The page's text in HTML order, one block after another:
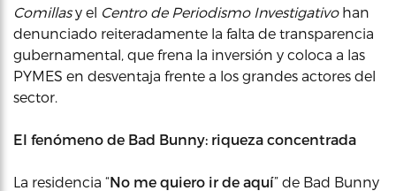
Comillasy el Centro de Periodismo Investigativohan
denunciado reiteradamente la falta de transparencia
gubernamental, que frena la inversión y coloca a las
PYMES en desventaja frente a los grandes actores del
sector.
El fenómeno de Bad Bunny: riqueza concentrada
La residencia “No me quiero ir de aquí” de Bad Bunny